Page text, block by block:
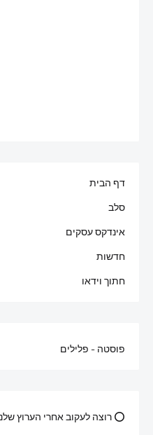
דף הבית
סלב
אינדקס עסקים
חדשות
חתוך וידאו
פוסטה - פלילים
⭕ רוצה לעקוב אחרי הערוץ